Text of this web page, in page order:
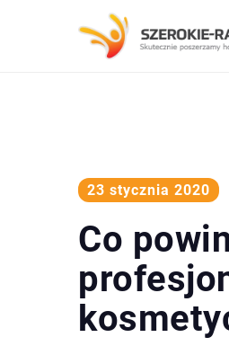
23 stycznia 2020
Co